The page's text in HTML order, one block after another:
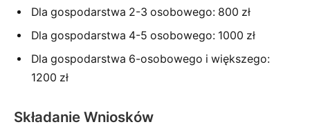
Dla gospodarstwa 2-3 osobowego: 800 zł
Dla gospodarstwa 4-5 osobowego: 1000 zł
Dla gospodarstwa 6-osobowego i większego:
1200 zł
Składanie Wniosków